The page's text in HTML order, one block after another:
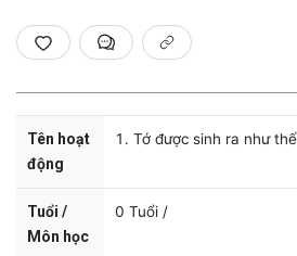
Tên hoạt
động
1. Tớ được sinh ra như
Tuổi /
Môn học
0 Tuổi /